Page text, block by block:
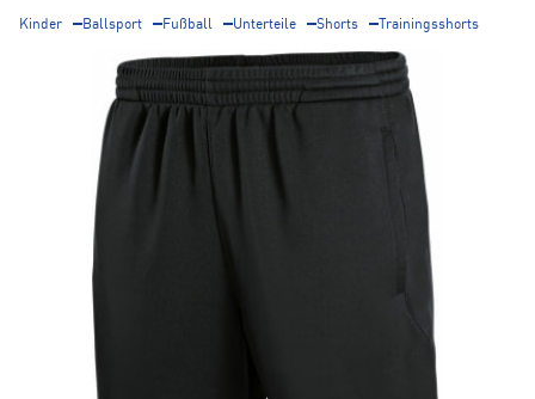
Kinder Ballsport Fußball Unterteile Shorts Trainingsshorts